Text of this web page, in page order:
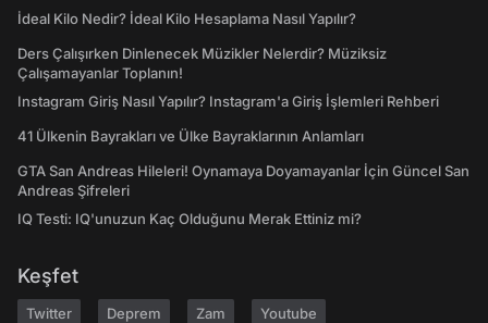
İdeal Kilo Nedir? İdeal Kilo Hesaplama Nasıl Yapılır?
Ders Çalışırken Dinlenecek Müzikler Nelerdir? Müziksiz
Çalışamayanlar Toplanın!
Instagram Giriş Nasıl Yapılır? Instagram'a Giriş İşlemleri Rehberi
41 Ülkenin Bayrakları ve Ülke Bayraklarının Anlamları
GTA San Andreas Hileleri! Oynamaya Doyamayanlar İçin Güncel San
Andreas Şifreleri
IQ Testi: IQ'unuzun Kaç Olduğunu Merak Ettiniz mi?
Keşfet
Twitter Deprem Zam Youtube